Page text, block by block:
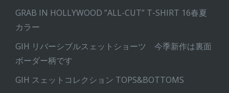
GRAB IN HOLLYWOOD ”ALL-CUT” T-SHIRT 16春夏
カラー
GIH リバーシブルスェットショーツ 今季新作は裏面
ボーダー柄です
GIH スェットコレクション TOPS&BOTTOMS